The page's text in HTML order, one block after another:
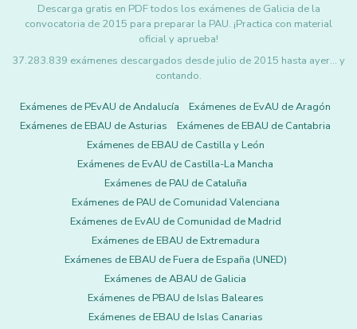
Descarga gratis en PDF todos los exámenes de Galicia de la
convocatoria de 2015 para preparar la PAU. ¡Practica con material
oficial y aprueba!
37.283.839 exámenes descargados desde julio de 2015 hasta ayer... y
contando.
Exámenes de PEvAU de Andalucía
Exámenes de EvAU de Aragón
Exámenes de EBAU de Asturias
Exámenes de EBAU de Cantabria
Exámenes de EBAU de Castilla y León
Exámenes de EvAU de Castilla-La Mancha
Exámenes de PAU de Cataluña
Exámenes de PAU de Comunidad Valenciana
Exámenes de EvAU de Comunidad de Madrid
Exámenes de EBAU de Extremadura
Exámenes de EBAU de Fuera de España (UNED)
Exámenes de ABAU de Galicia
Exámenes de PBAU de Islas Baleares
Exámenes de EBAU de Islas Canarias